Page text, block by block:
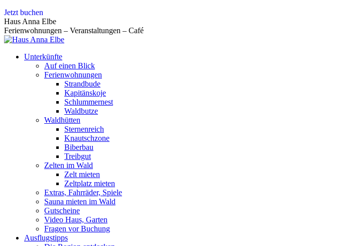
Zum
Inhalt
springen
Jetzt buchen
Haus Anna Elbe
Ferienwohnungen – Veranstaltungen – Café
Unterkünfte
Auf einen Blick
Ferienwohnungen
Strandbude
Kapitänskoje
Schlummernest
Waldbutze
Waldhütten
Sternenreich
Knautschzone
Biberbau
Treibgut
Zelten im Wald
Zelt mieten
Zeltplatz mieten
Extras, Fahrräder, Spiele
Sauna mieten im Wald
Gutscheine
Video Haus, Garten
Fragen vor Buchung
Ausflugstipps